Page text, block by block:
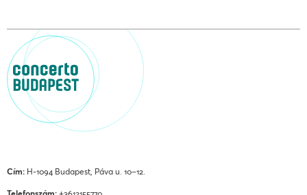
Cím: H-1094 Budapest, Páva u. 10–12.